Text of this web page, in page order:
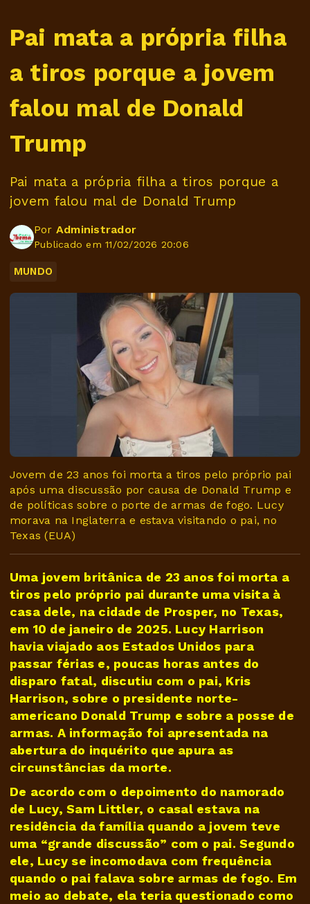
Pai mata a própria filha
a tiros porque a jovem
falou mal de Donald
Trump
Pai mata a própria filha a tiros porque a
jovem falou mal de Donald Trump
Por Administrador
Publicado em 11/02/2026 20:06
MUNDO
Jovem de 23 anos foi morta a tiros pelo próprio pai
após uma discussão por causa de Donald Trump e
de políticas sobre o porte de armas de fogo. Lucy
morava na Inglaterra e estava visitando o pai, no
Texas (EUA)
Uma jovem britânica de 23 anos foi morta a
tiros pelo próprio pai durante uma visita à
casa dele, na cidade de Prosper, no Texas,
em 10 de janeiro de 2025. Lucy Harrison
havia viajado aos Estados Unidos para
passar férias e, poucas horas antes do
disparo fatal, discutiu com o pai, Kris
Harrison, sobre o presidente norte-
americano Donald Trump e sobre a posse de
armas. A informação foi apresentada na
abertura do inquérito que apura as
circunstâncias da morte.
De acordo com o depoimento do namorado
de Lucy, Sam Littler, o casal estava na
residência da família quando a jovem teve
uma “grande discussão” com o pai. Segundo
ele, Lucy se incomodava com frequência
quando o pai falava sobre armas de fogo. Em
meio ao debate, ela teria questionado como